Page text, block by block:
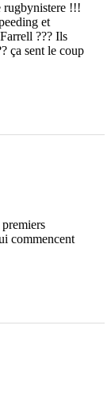
rugbynistere !!!
et
??? Ils
ça sent le coup
commencent